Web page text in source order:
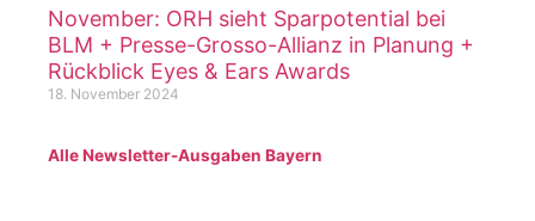
November: ORH sieht Sparpotential bei
BLM + Presse-Grosso-Allianz in Planung +
Rückblick Eyes & Ears Awards
18. November 2024
Alle Newsletter-Ausgaben Bayern